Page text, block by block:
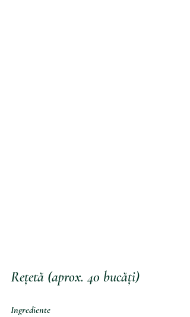
Rețetă (aprox. 40 bucăți)
Ingrediente